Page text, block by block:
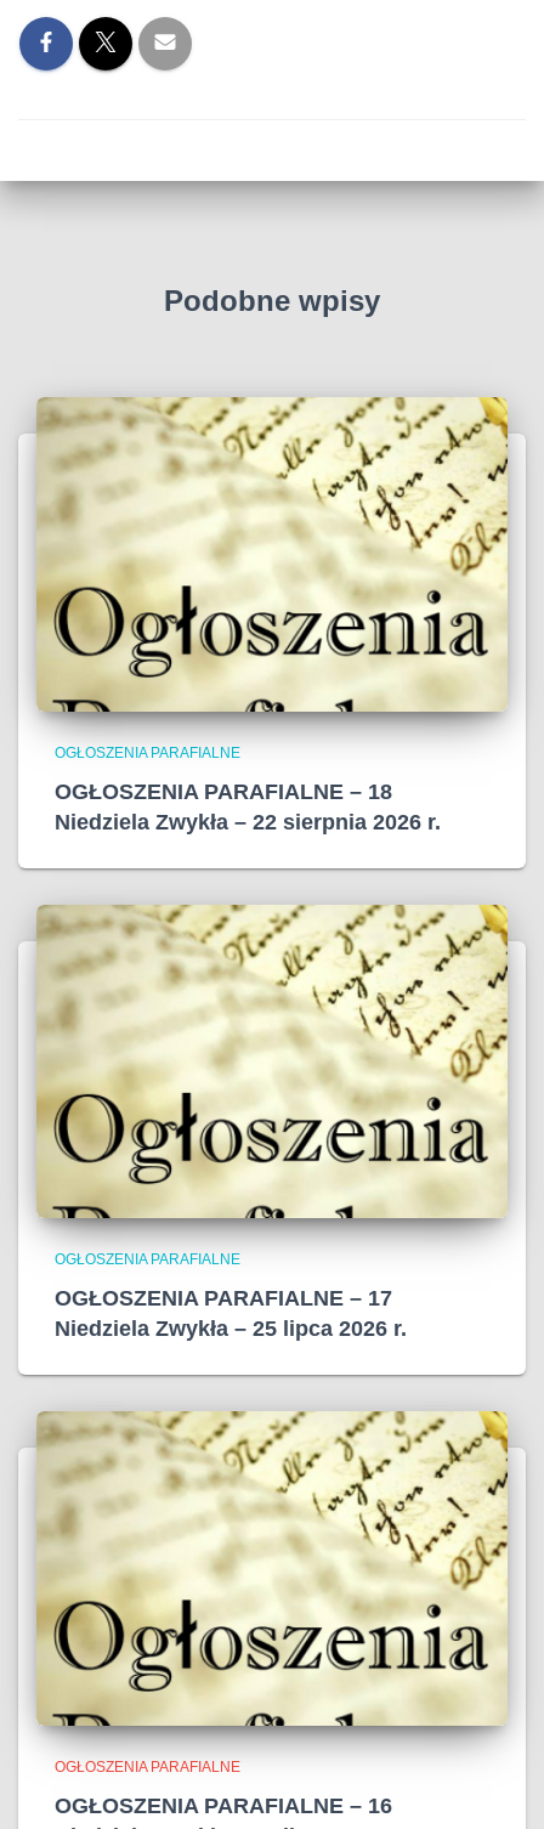
Podobne wpisy
OGŁOSZENIA PARAFIALNE
OGŁOSZENIA PARAFIALNE – 18
Niedziela Zwykła – 22 sierpnia 2026 r.
OGŁOSZENIA PARAFIALNE
OGŁOSZENIA PARAFIALNE – 17
Niedziela Zwykła – 25 lipca 2026 r.
OGŁOSZENIA PARAFIALNE
OGŁOSZENIA PARAFIALNE – 16